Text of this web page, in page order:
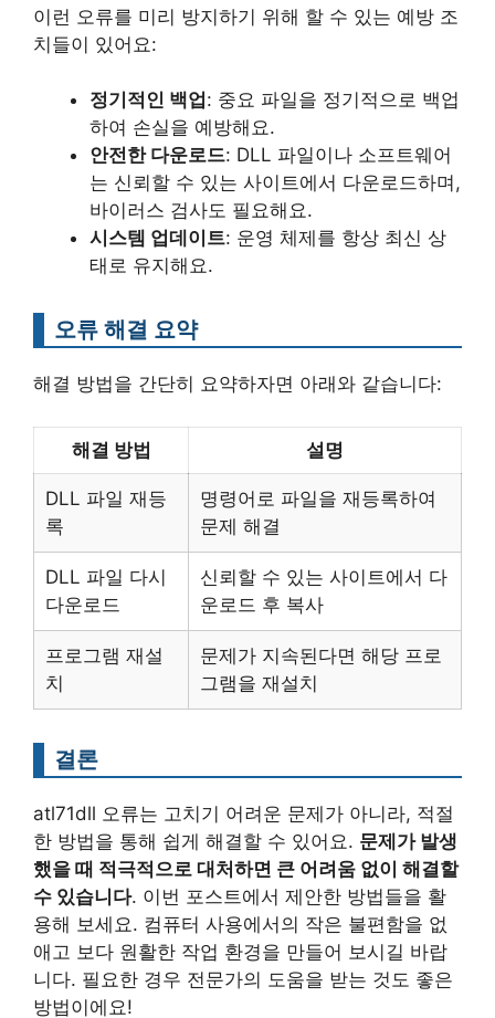
이런 오류를 미리 방지하기 위해 할 수 있는 예방 조
치들이 있어요:
정기적인 백업 : 중요 파일을 정기적으로 백업
하여 손실을 예방해요.
안전한 다운로드: DLL 파일이나 소프트웨어
는 신뢰할 수 있는 사이트에서 다운로드하며,
바이러스 검사도 필요해요.
시스템 업데이트: 운영 체제를 항상 최신 상
태로 유지해요.
오류 해결 요약
해결 방법을 간단히 요약하자면 아래와 같습니다:
해결 방법 설명
DLL 파일 재등
록
명령어로 파일을 재등록하여
문제 해결
DLL 파일 다시
다운로드
신뢰할 수 있는 사이트에서 다
운로드 후 복사
프로그램 재설
치
문제가 지속된다면 해당 프로
그램을 재설치
결론
atl71dll 오류는 고치기 어려운 문제가 아니라, 적절
한 방법을 통해 쉽게 해결할 수 있어요. 문제가 발생
했을 때 적극적으로 대처하면 큰 어려움 없이 해결할
수 있습니다. 이번 포스트에서 제안한 방법들을 활
용해 보세요. 컴퓨터 사용에서의 작은 불편함을 없
애고 보다 원활한 작업 환경을 만들어 보시길 바랍
니다. 필요한 경우 전문가의 도움을 받는 것도 좋은
방법이에요!